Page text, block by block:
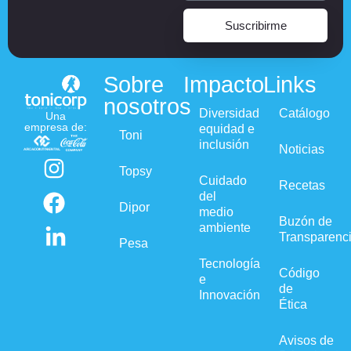
Suscribirme
Una
empresa de:
Sobre
nosotros
Toni
Topsy
Dipor
Pesa
Impacto
Diversidad
equidad e
inclusión
Cuidado
del
medio
ambiente
Tecnología
e
Innovación
Links
Catálogo
Noticias
Recetas
Buzón de
Código
de
Ética
Avisos de